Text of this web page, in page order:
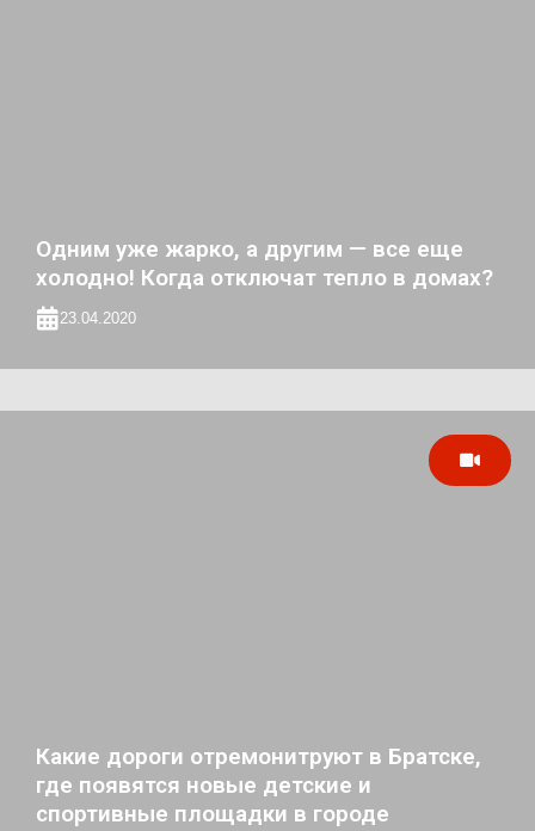
Одним уже жарко, а другим — все еще
холодно! Когда отключат тепло в домах?
23.04.2020
Какие дороги отремонитруют в Братске,
где появятся новые детские и
спортивные площадки в городе